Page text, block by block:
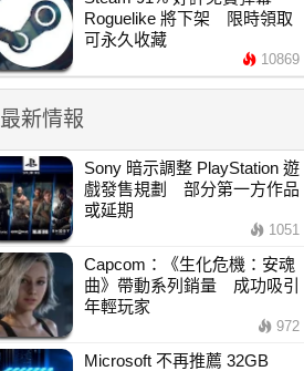
Roguelike 將下架 限時領取
可永久收藏
10869
最新情報
Sony 暗示調整 PlayStation 遊
戲發售規劃 部分第一方作品
或延期
1051
Capcom：《生化危機：安魂
曲》帶動系列銷量 成功吸引
年輕玩家
972
Microsoft 不再推薦 32GB